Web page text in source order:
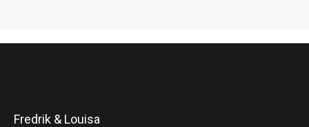
Fredrik & Louisa